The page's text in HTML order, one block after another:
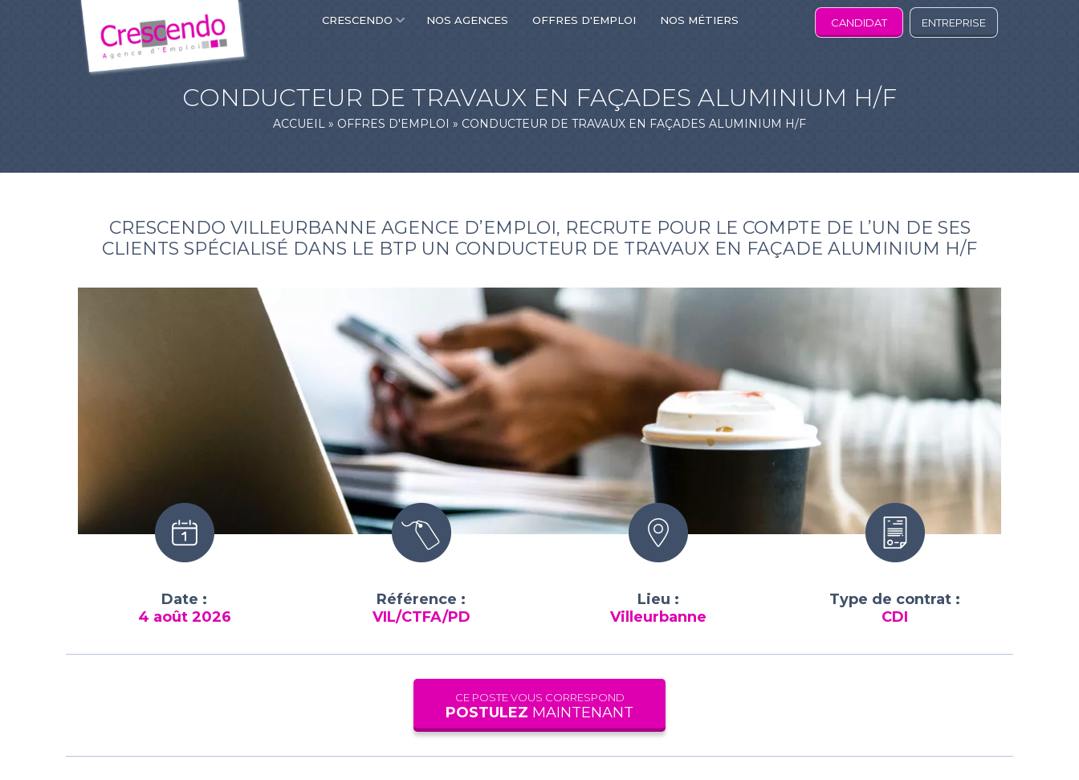
CRESCENDO NOS AGENCES OFFRES D'EMPLOI NOS MÉTIERS CANDIDAT ENTREPRISE
CONDUCTEUR DE TRAVAUX EN FAÇADES ALUMINIUM H/F
ACCUEIL » OFFRES D'EMPLOI » CONDUCTEUR DE TRAVAUX EN FAÇADES ALUMINIUM H/F
CRESCENDO VILLEURBANNE AGENCE D’EMPLOI, RECRUTE POUR LE COMPTE DE L’UN DE SES
CLIENTS SPÉCIALISÉ DANS LE BTP UN CONDUCTEUR DE TRAVAUX EN FAÇADE ALUMINIUM H/F
Date :
4 août 2026
Référence :
VIL/CTFA/PD
Lieu :
Villeurbanne
Type de contrat :
CDI
CE POSTE VOUS CORRESPOND
POSTULEZ MAINTENANT